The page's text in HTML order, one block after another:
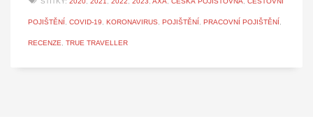
POJIŠTĚNÍ, COVID-19, KORONAVIRUS, POJIŠTĚNÍ, PRACOVNÍ POJIŠTĚNÍ,
RECENZE, TRUE TRAVELLER